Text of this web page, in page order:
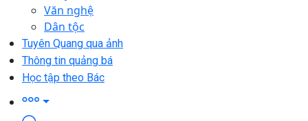
Văn nghệ
Dân tộc
Tuyên Quang qua ảnh
Thông tin quảng bá
Học tập theo Bác